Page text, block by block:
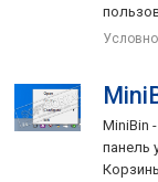
MiniBin
панель